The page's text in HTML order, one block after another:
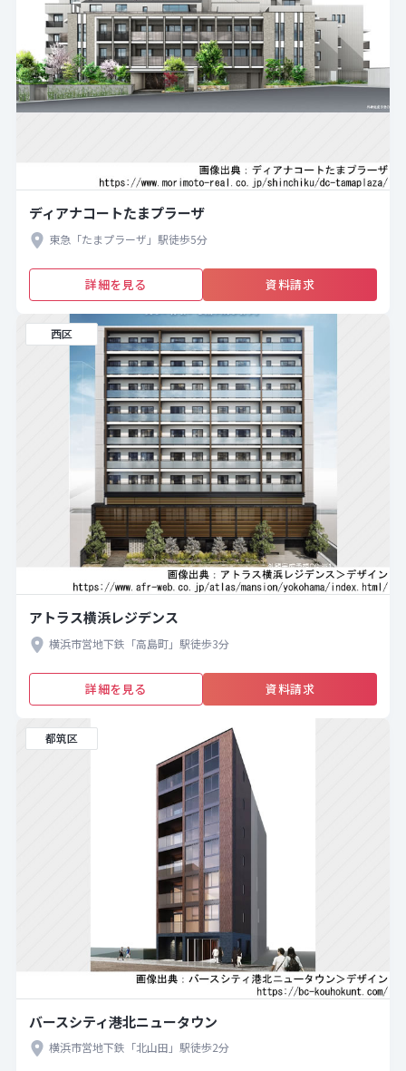
ディアナコートたまプラーザ
東急「たまプラーザ」駅徒歩5分
詳細を見る 資料請求
西区
アトラス横浜レジデンス
横浜市営地下鉄「高島町」駅徒歩3分
詳細を見る 資料請求
都筑区
バースシティ港北ニュータウン
横浜市営地下鉄「北山田」駅徒歩2分